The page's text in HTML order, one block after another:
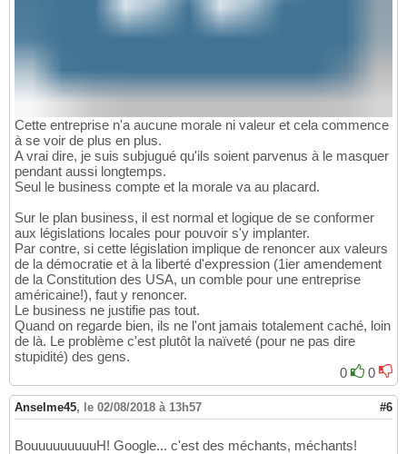
Cette entreprise n'a aucune morale ni valeur et cela commence
à se voir de plus en plus.
A vrai dire, je suis subjugué qu'ils soient parvenus à le masquer
pendant aussi longtemps.
Seul le business compte et la morale va au placard.
Sur le plan business, il est normal et logique de se conformer
aux législations locales pour pouvoir s'y implanter.
Par contre, si cette législation implique de renoncer aux valeurs
de la démocratie et à la liberté d'expression (1ier amendement
de la Constitution des USA, un comble pour une entreprise
américaine!), faut y renoncer.
Le business ne justifie pas tout.
Quand on regarde bien, ils ne l'ont jamais totalement caché, loin
de là. Le problème c'est plutôt la naïveté (pour ne pas dire
stupidité) des gens.
0
0
Anselme45, le 02/08/2018 à 13h57 #6
BouuuuuuuuuH! Google... c'est des méchants, méchants!